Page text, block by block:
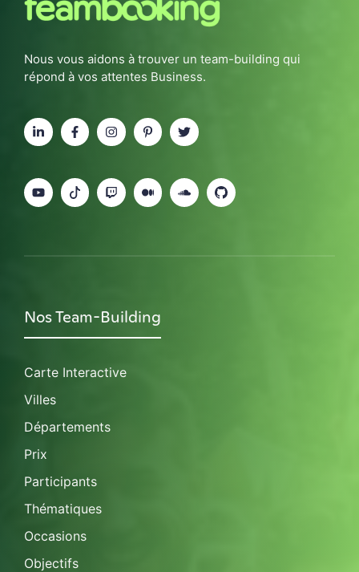
Nous vous aidons à trouver un team-building qui
répond à vos attentes Business.
Nos Team-Building
Carte Interactive
Villes
Départements
Prix
Participants
Thématiques
Occasions
Objectifs